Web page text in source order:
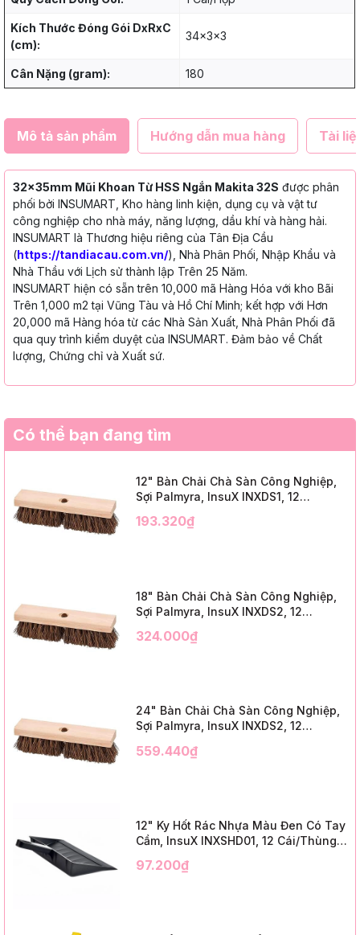
Kích Thước Đóng Gói DxRxC
(cm):
34x3x3
Cân Nặng (gram): 180
Mô tả sản phẩm Hướng dẫn mua hàng Tài
32x35mm Mũi Khoan Từ HSS Ngắn Makita 32S được phân
phối bởi INSUMART, Kho hàng linh kiện, dụng cụ và vật tư
công nghiệp cho nhà máy, năng lượng, dầu khí và hàng hải.
INSUMART là Thương hiệu riêng của Tân Địa Cầu
(https://tandiacau.com.vn/), Nhà Phân Phối, Nhập Khẩu và
Nhà Thầu với Lịch sử thành lập Trên 25 Năm.
INSUMART hiện có sẵn trên 10,000 mã Hàng Hóa với kho Bãi
Trên 1,000 m2 tại Vũng Tàu và Hồ Chí Minh; kết hợp với Hơn
20,000 mã Hàng hóa từ các Nhà Sản Xuất, Nhà Phân Phối đã
qua quy trình kiểm duyệt của INSUMART. Đảm bảo về Chất
lượng, Chứng chỉ và Xuất sứ.
Có thể bạn đang tìm
12" Bàn Chải Chà Sàn Công Nghiệp,
Sợi Palmyra, InsuX INXDS1, 12
Trim)
193.320₫
18" Bàn Chải Chà Sàn Công Nghiệp,
Sợi Palmyra, InsuX INXDS2, 12
Trim)
324.000₫
24" Bàn Chải Chà Sàn Công Nghiệp,
Sợi Palmyra, InsuX INXDS2, 12
3" Trim)
559.440₫
12" Ky Hốt Rác Nhựa Màu Đen Có Tay
Cầm, InsuX INXSHD01, 12 Cái/Thùng,
Black Plastic)
97.200₫